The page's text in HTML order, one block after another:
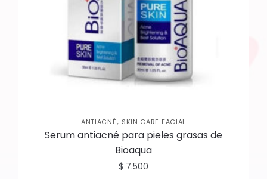
ANTIACNÉ, SKIN CARE FACIAL
Serum antiacné para pieles grasas de
Bioaqua
$ 7.500